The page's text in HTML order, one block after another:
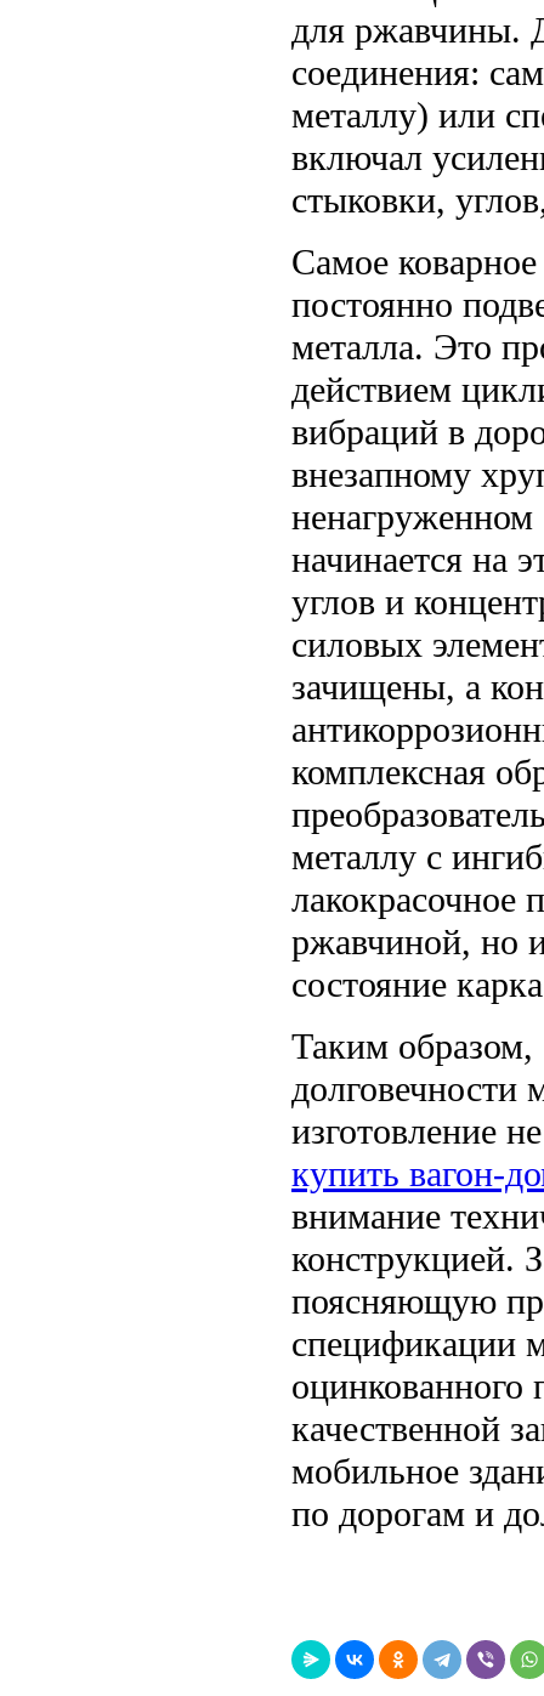
для ржавчины.
соединения:
металлу) или
включал
стыковки,
Самое коварное
постоянно
металла. Это
действием
вибраций в
внезапному
ненагруженном
начинается на
углов и
силовых
зачищены, а
комплексная
металлу с
лакокрасочное
ржавчиной, но
состояние
Таким образом,
долговечности
изготовление
купить вагон-
внимание
конструкцией.
поясняющую
спецификации
качественной
мобильное
по дорогам и